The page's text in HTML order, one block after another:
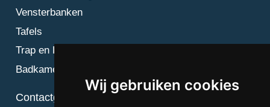
Wij gebruiken cookies
Vensterbanken
Tafels
Trap en Bordes
Badkamer
Contactgegevens